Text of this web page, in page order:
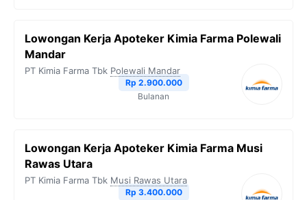
Lowongan Kerja Apoteker Kimia Farma Polewali
Mandar
PT Kimia Farma Tbk Polewali Mandar
Rp 2.900.000
Bulanan
Lowongan Kerja Apoteker Kimia Farma Musi
Rawas Utara
PT Kimia Farma Tbk Musi Rawas Utara
Rp 3.400.000